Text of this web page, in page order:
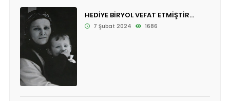
HEDİYE BİRYOL VEFAT ETMİŞTİR...
7 Şubat 2024 1686